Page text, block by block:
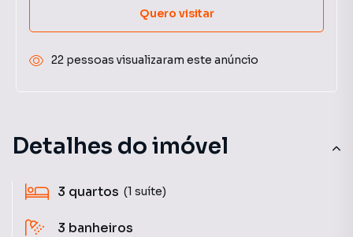
Detalhes do imóvel
3 quartos (1 suíte)
3 banheiros
Quero visitar
22 pessoas visualizaram este anúncio